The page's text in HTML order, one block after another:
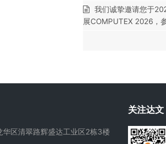
我们诚挚邀请您于
展COMPUTEX 2026，
华区清翠路辉盛达工业区2栋3楼
关注达文